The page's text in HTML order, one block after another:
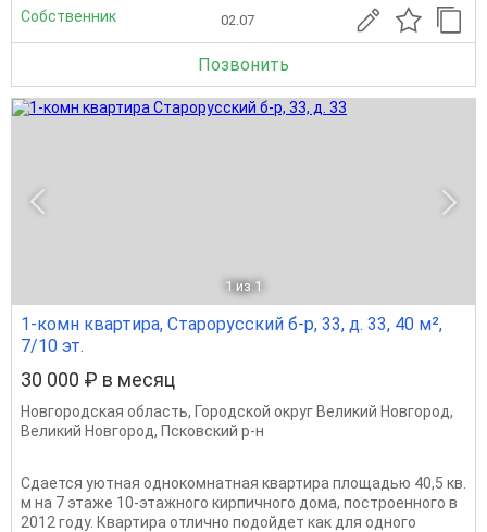
Собственник 02.07
Позвонить
1 из 1
1-комн квартира, Старорусский б-р, 33, д. 33, 40 м²,
7/10 эт.
30 000 ₽ в месяц
Новгородская область, Городской округ Великий Новгород,
Великий Новгород, Псковский р-н
Сдается уютная однокомнатная квартира площадью 40,5 кв.
м на 7 этаже 10-этажного кирпичного дома, построенного в
2012 году. Квартира отлично подойдет как для одного